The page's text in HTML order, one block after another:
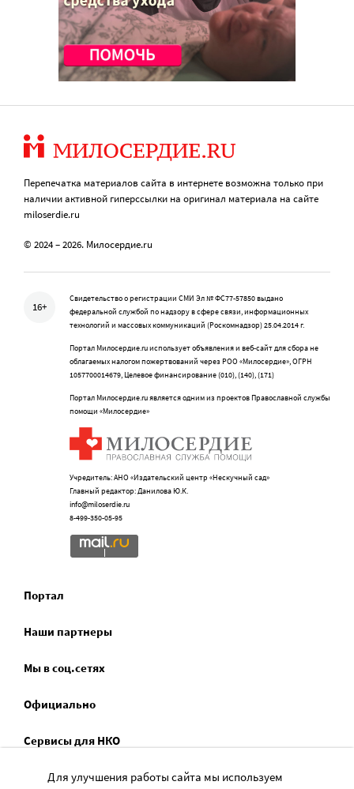
Перепечатка материалов сайта в интернете возможна только при
наличии активной гиперссылки на оригинал материала на сайте
miloserdie.ru
© 2024 – 2026. Милосердие.ru
16+
Свидетельство о регистрации СМИ Эл № ФС77-57850 выдано
федеральной службой по надзору в сфере связи, информационных
технологий и массовых коммуникаций (Роскомнадзор) 25.04.2014 г.
Портал Милосердие.ru использует объявления и веб-сайт для сбора не
облагаемых налогом пожертвований через РОО «Милосердие», ОГРН
1057700014679, Целевое финансирование (010), (140), (171)
Портал Милосердие.ru является одним из проектов Православной службы
помощи «Милосердие»
Учредитель: АНО «Издательский центр «Нескучный сад»
Главный редактор: Данилова Ю.К.
info@miloserdie.ru
8-499-350-05-95
Портал
Наши партнеры
Мы в соц.сетях
Официально
Сервисы для НКО
Спецпроекты
Для улучшения работы сайта мы используем